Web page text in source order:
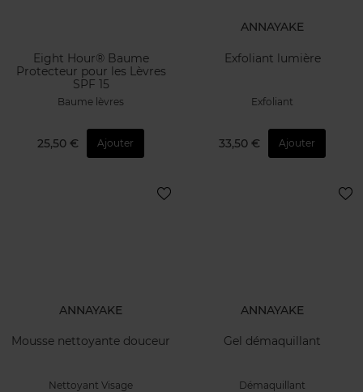
Eight Hour® Baume
Protecteur pour les Lèvres
SPF 15
Baume lèvres
25,50 € Ajouter
ANNAYAKE
Exfoliant lumière
Exfoliant
33,50 € Ajouter
ANNAYAKE
Mousse nettoyante douceur
Nettoyant Visage
ANNAYAKE
Gel démaquillant
Démaquillant